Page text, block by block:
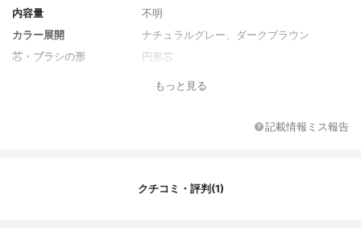
内容量
不明
カラー展開
ナチュラルグレー、ダークブラウン
芯・ブラシの形
円形芯
もっと見る
記載情報ミス報告
クチコミ・評判(1)